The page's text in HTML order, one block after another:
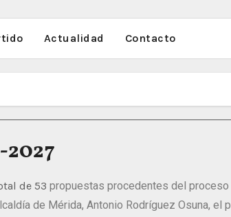
Actualidad Contacto
de 53 propuestas procedentes del proceso
de Mérida, Antonio Rodríguez Osuna, el